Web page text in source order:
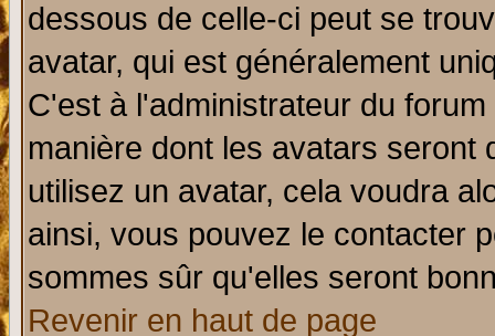
dessous de celle-ci peut se
avatar, qui est généralement
C'est à l'administrateur du
manière dont les avatars seront
utilisez un avatar, cela voudra
ainsi, vous pouvez le contacter
sommes sûr qu'elles seront
Revenir en haut de page